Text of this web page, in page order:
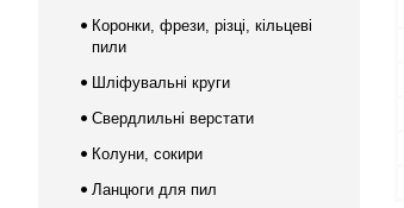
Коронки, фрези, різці, кільцеві
пили
Шліфувальні круги
Свердлильні верстати
Колуни, сокири
Ланцюги для пил